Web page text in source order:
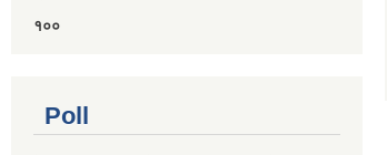
१००
Poll